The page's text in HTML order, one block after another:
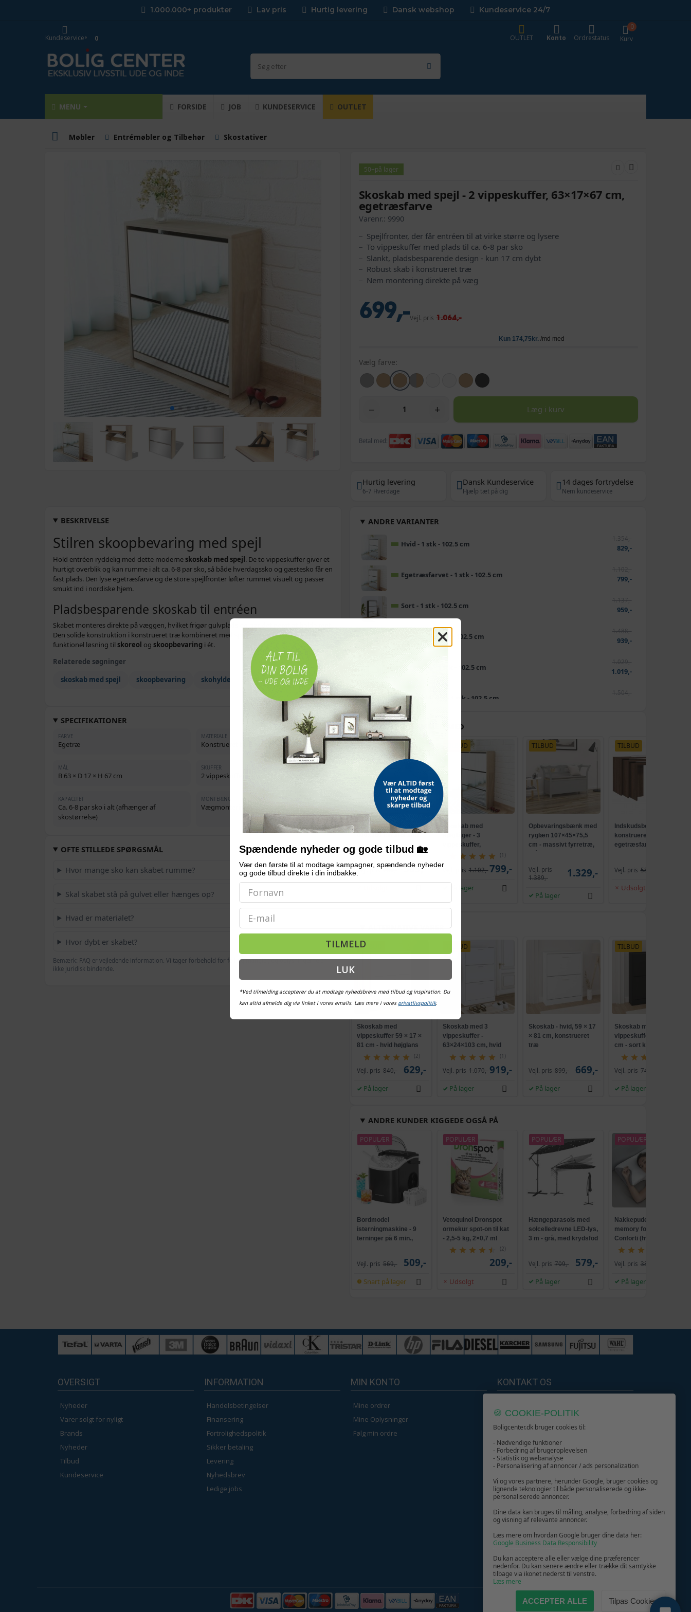
1.000.000+ produkter Lav pris Hurtig levering Dansk webshop Kundeservice 24/7
Kurv
0
OUTLET
Konto Ordrestatus
Kundeservice 0
MENU FORSIDE JOB KUNDESERVICE OUTLET
Møbler Entrémøbler og Tilbehør Skostativer
50+på lager
Skoskab med spejl - 2 vippeskuffer, 63×17×67 cm,
egetræsfarve
Varenr.: 9990
Spejlfronter, der får entréen til at virke større og lysere
To vippeskuffer med plads til ca. 6-8 par sko
Slankt, pladsbesparende design - kun 17 cm dybt
Robust skab i konstrueret træ
Nem montering direkte på væg
699,-Vejl. pris 1.064,-
Vælg farve:
− + Læg i kurv
Betal med:
Hurtig levering
6-7 Hverdage
Dansk Kundeservice
Hjælp tæt på dig
14 dages fortrydelse
Nem kundeservice
BESKRIVELSE
Stilren skoopbevaring med spejl
Hold entréen ryddelig med dette moderneskoskab med spejl. De to vippeskuffer giver et
hurtigt overblik og kan rumme i alt ca. 6‑8 par sko, så både hverdagssko og gæstesko får en
fast plads. Den lyse egetræsfarve og de store spejlfronter løfter rummet visuelt og passer
smukt ind i nordiske hjem.
Pladsbesparende skoskab til entréen
Skabet monteres direkte på væggen, hvilket frigør gulvplads og gør det nemt at holde rent.
Den solide konstruktion i konstrueret træ kombineret med spejl giver en holdbar og
funktionel løsning til skoreol og skoopbevaring i ét.
Relaterede søgninger
skoskab med spejl
skoopbevaring skohylde skoreol entréskab
SPECIFIKATIONER
FARVE
Egetræ
MATERIALE
Konstrueret træ og spejl
MÅL
B 63 × D 17 × H 67 cm
SKUFFER
2 vippeskuffer
KAPACITET
Ca. 6-8 par sko i alt (afhænger af
skostørrelse)
MONTERING
Vægmontering
OFTE STILLEDE SPØRGSMÅL
Hvor mange sko kan skabet rumme?
Skal skabet stå på gulvet eller hænges op?
Hvad er materialet?
Hvor dybt er skabet?
Bemærk: FAQ er vejledende information. Vi tager forbehold for fejl og mangler, og oplysningerne er
ikke juridisk bindende.
ANDRE VARIANTER
Hvid - 1 stk - 102.5 cm
1.354,-
829,-
Egetræsfarvet - 1 stk - 102.5 cm
1.102,-
799,-
Sort - 1 stk - 102.5 cm
1.137,-
959,-
Røget eg - 1 stk - 102.5 cm
1.488,-
939,-
Betongrå - 1 stk - 102.5 cm
1.029,-
1.019,-
Hvid højglans - 1 stk - 102.5 cm
1.504,-
Brun eg - 1 stk - 102.5 cm
Grå sonoma-eg - 1 stk - 102.5 cm
OFTE KØBT SAMMEN MED
TILBUD
3-panels læsejl
400x160 cm stof sort
(263)
Vejl. pris 706,- 509,-
TILBUD
Skoskab med
spejllåger - 3
vippeskuffer,
63×17×102,5 cm,
egetræsfarvet
(1)
Vejl. pris 1.102,-799,-
På lager
TILBUD
Opbevaringsbænk med
ryglæn 107×45×75,5
cm - massivt fyrretræ,
grå
Vejl. pris
1.389,-
1.329,-
På lager
TILBUD
Indskudsborde 3 stk.
konstrueret træ brun
egetræsfarve
Vejl. pris 587,-
Udsolgt
ALTERNATIVE VARER
TILBUD
Skoskab med
vippeskuffer 59 × 17 ×
81 cm - hvid højglans
(2)
Vejl. pris 840,- 629,-
På lager
TILBUD
Skoskab med 3
vippeskuffer -
63×24×103 cm, hvid
konstrueret træ
(1)
Vejl. pris 1.070,-919,-
På lager
Skoskab - hvid, 59 × 17
× 81 cm, konstrueret
træ
Vejl. pris 899,- 669,-
På lager
TILBUD
Skoskab med
vippeskuffer 59×17×81
cm - sort konstrueret
træ
Vejl. pris 749,-
På lager
ANDRE KUNDER KIGGEDE OGSÅ PÅ
POPULÆR
Bordmodel
isterningmaskine - 9
terninger på 6 min.,
Vejl. pris 569,- 509,-
Snart på lager
POPULÆR
Vetoquinol Dronspot
ormekur spot-on til kat
- 2,5-5 kg, 2×0,7 ml
(2)
209,-
Udsolgt
POPULÆR
Hængeparasols med
solcelledrevne LED-lys,
3 m - grå, med krydsfod
Vejl. pris 709,- 579,-
På lager
POPULÆR
Nakkepude med
memory foam -
Conforti (hvid/grå)
Vejl. pris 386,-
På lager
OVERSIGT
Nyheder
Varer solgt for nyligt
Brands
Nyheder
Tilbud
Kundeservice
INFORMATION
Handelsbetingelser
Finansering
Fortrolighedspolitik
Sikker betaling
Levering
Nyhedsbrev
Ledige jobs
MIN KONTO
Mine ordrer
Mine Oplysninger
Følg min ordre
KONTAKT OS
GIV GLÆDE MED ET GAVEKORT!
🍪 COOKIE-POLITIK
Boligcenter.dk bruger cookies til:
- Nødvendige funktioner
- Forbedring af brugeroplevelsen
- Statistik og webanalyse
- Personalisering af annoncer / ads personalization
Vi og vores partnere, herunder Google, bruger cookies og
lignende teknologier til både personaliserede og ikke-
personaliserede annoncer.
Dine data kan bruges til måling, analyse, forbedring af siden
og visning af relevante annoncer.
Læs mere om hvordan Google bruger dine data her:
Google Business Data Responsibility
Du kan acceptere alle eller vælge dine præferencer
nedenfor. Du kan senere ændre eller trække dit samtykke
tilbage via ikonet nederst til venstre.
Læs mere
ACCEPTER ALLE Tilpas Cookies
Spændende nyheder og gode tilbud 🏡
Vær den første til at modtage kampagner, spændende nyheder
og gode tilbud direkte i din indbakke.
Email
TILMELD
LUK
*Ved tilmelding accepterer du at modtage nyhedsbreve med tilbud og inspiration. Du
kan altid afmelde dig via linket i vores emails. Læs mere i vores privatlivspolitik.